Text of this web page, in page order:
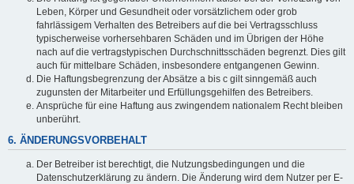
Leben, Körper und Gesundheit oder vorsätzlichem oder grob
fahrlässigem Verhalten des Betreibers auf die bei Vertragsschluss
typischerweise vorhersehbaren Schäden und im Übrigen der Höhe
nach auf die vertragstypischen Durchschnittsschäden begrenzt. Dies gilt
auch für mittelbare Schäden, insbesondere entgangenen Gewinn.
Die Haftungsbegrenzung der Absätze a bis c gilt sinngemäß auch
zugunsten der Mitarbeiter und Erfüllungsgehilfen des Betreibers.
Ansprüche für eine Haftung aus zwingendem nationalem Recht bleiben
unberührt.
6. ÄNDERUNGSVORBEHALT
Der Betreiber ist berechtigt, die Nutzungsbedingungen und die
Datenschutzerklärung zu ändern. Die Änderung wird dem Nutzer per E-